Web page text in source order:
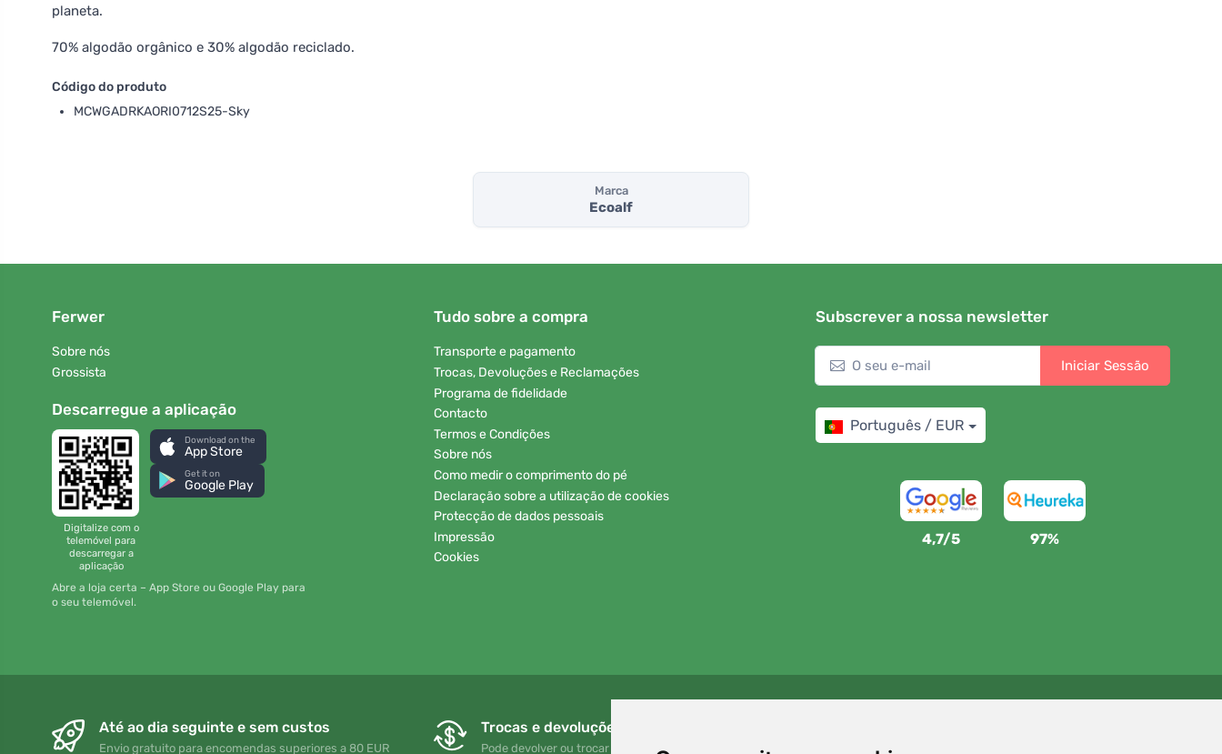
planeta.
70% algodão orgânico e 30% algodão reciclado.
Código do produto
MCWGADRKAORI0712S25-Sky
Marca
Ecoalf
Ferwer
Sobre nós
Grossista
Descarregue a aplicação
Digitalize com o
telemóvel para
descarregar a
aplicação
Download on the
App Store
Get it on
Google Play
Abre a loja certa – App Store ou Google Play para
o seu telemóvel.
Tudo sobre a compra
Transporte e pagamento
Trocas, Devoluções e Reclamações
Programa de fidelidade
Contacto
Termos e Condições
Sobre nós
Como medir o comprimento do pé
Declaração sobre a utilização de cookies
Protecção de dados pessoais
Impressão
Cookies
Subscrever a nossa newsletter
Iniciar Sessão
Português / EUR
4,7/5 97%
Até ao dia seguinte e sem custos
Envio gratuito para encomendas superiores a 80 EUR
Trocas e devoluções gratuitas
Pode devolver ou trocar a sua encomenda em qualquer Para cada encomenda plantamos uma árvore! Leia mais